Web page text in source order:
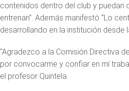
contenidos dentro del club y puedan
entrenan”. Además manifestó “Lo
desarrollando en la institución desde
“Agradezco a la Comisión Directiva
por convocarme y confiar en mí
el profesor Quintela.